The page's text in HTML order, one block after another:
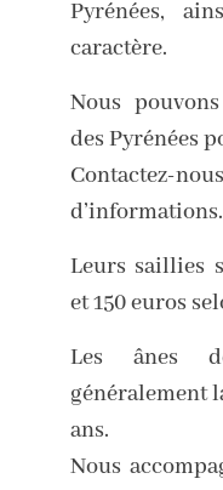
Pyrénées,
caractère.
Nous
des Pyrénées
d’informations.
Leurs saillies
et 150 euros
Les ânes
généralement
ans.
Nous